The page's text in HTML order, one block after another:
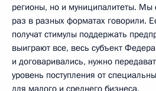
регионы, но и муниципалитеты. Мы
раз в разных форматах говорили.
получат стимулы поддержать
выиграют все, весь субъект
и договаривались, нужно
уровень поступления от
для малого и среднего бизнеса.